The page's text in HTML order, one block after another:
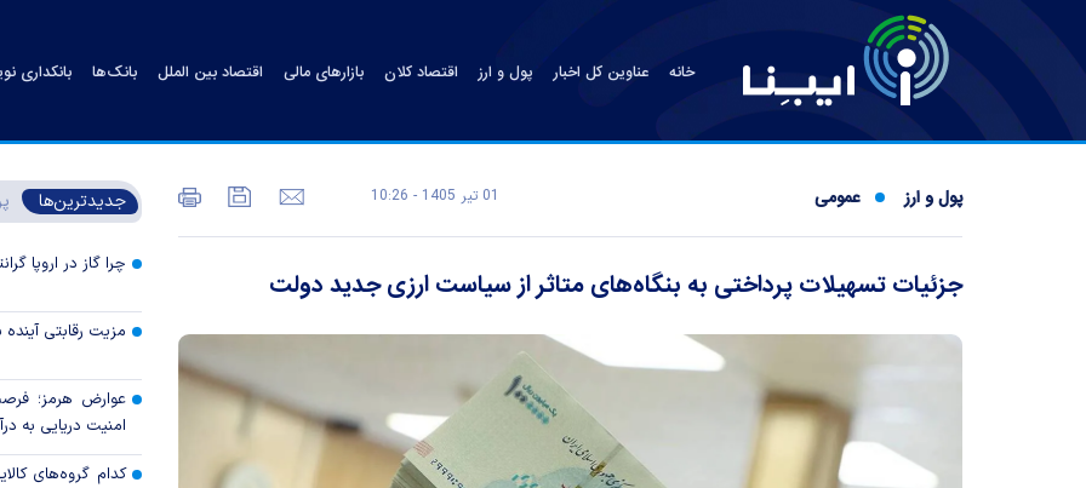
خانه عناوین کل اخبار پول و ارز اقتصاد کلان بازارهای مالی اقتصاد بین الملل بانک‌ها بانکداری
پول و ارز عمومی 01 تير 1405 - 10:26
جزئیات تسهیلات پرداختی به بنگاه‌های متاثر از سیاست ارزی جدید دولت
جدیدترین‌ها
چرا گاز در اروپا
مزیت رقابتی
عوارض هرمز؛
امنیت دریایی به
کدام گروه‌های